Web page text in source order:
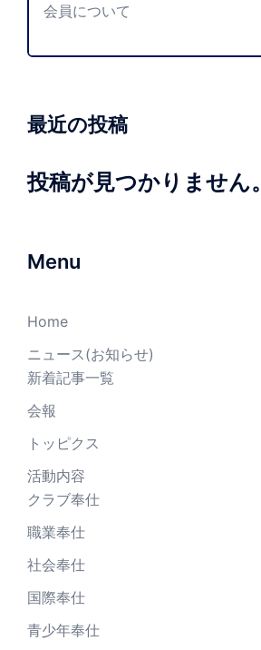
会員について
最近の投稿
投稿が見つかりません。
Menu
Home
ニュース(お知らせ)
新着記事一覧
会報
トッピクス
活動内容
クラブ奉仕
職業奉仕
社会奉仕
国際奉仕
青少年奉仕